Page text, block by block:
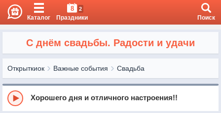
Каталог
8 2
Праздники Поиск
С днём свадьбы. Радости и удачи
Открыткиок Важные события Свадьба
Хорошего дня и отличного настроения!!